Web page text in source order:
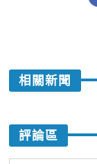
相關新聞
評論區